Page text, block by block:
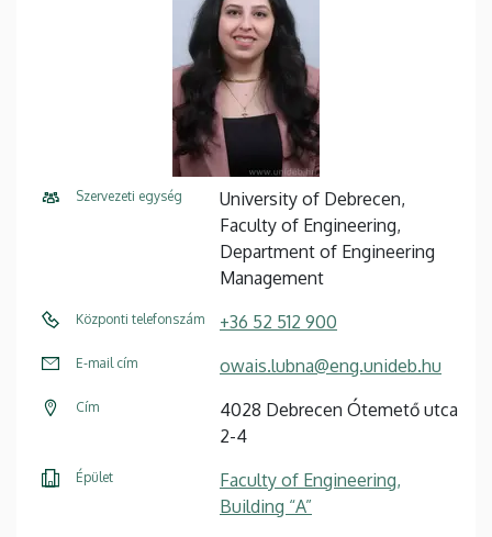
Szervezeti egység
University of Debrecen,
Faculty of Engineering,
Department of Engineering
Management
Központi telefonszám +36 52 512 900
E-mail cím owais.lubna@eng.unideb.hu
Cím
4028 Debrecen Ótemető utca
2-4
Épület
Faculty of Engineering,
Building “A”